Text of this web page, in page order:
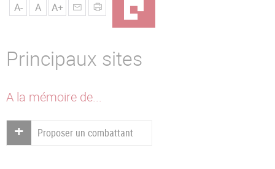
A- A A+
Principaux sites
A la mémoire de...
Proposer un combattant